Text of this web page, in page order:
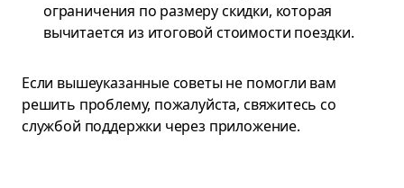
ограничения по размеру скидки, которая
вычитается из итоговой стоимости поездки.
Если вышеуказанные советы не помогли вам
решить проблему, пожалуйста, свяжитесь со
службой поддержки через приложение.